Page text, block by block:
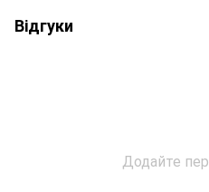
Відгуки
Додайте